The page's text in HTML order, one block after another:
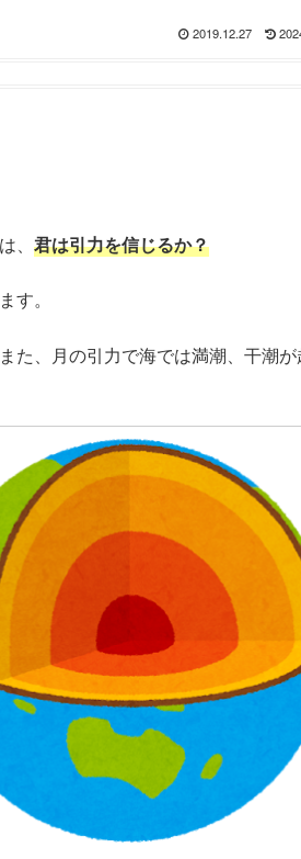
2019.12.27
君は引力を信じるか？
す。
た、月の引力で海では満潮、干潮が